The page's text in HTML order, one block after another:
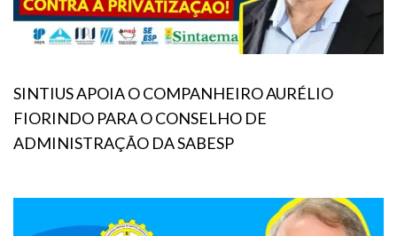
SINTIUS APOIA O COMPANHEIRO AURÉLIO
FIORINDO PARA O CONSELHO DE
ADMINISTRAÇÃO DA SABESP